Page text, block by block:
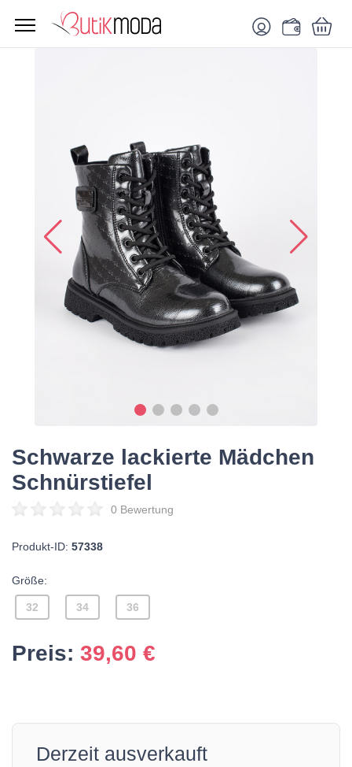
Schwarze lackierte Mädchen
Schnürstiefel
0 Bewertung
Produkt-ID: 57338
Größe:
32 34 36
Preis: 39,60 €
Derzeit ausverkauft